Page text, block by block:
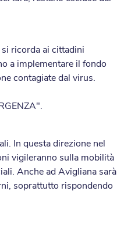
ricorda ai cittadini
a implementare il fondo
contagiate dal virus.
In questa direzione nel
vigileranno sulla mobilità
Anche ad Avigliana sarà
soprattutto rispondendo